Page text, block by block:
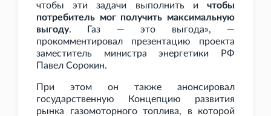
чтобы эти задачи выполнить и чтобы
потребитель мог получить максимальную
выгоду. Газ — это выгода», —
прокомментировал презентацию проекта
заместитель министра энергетики РФ
Павел Сорокин.
При этом он также анонсировал
государственную Концепцию развития
рынка газомоторного топлива, в которой